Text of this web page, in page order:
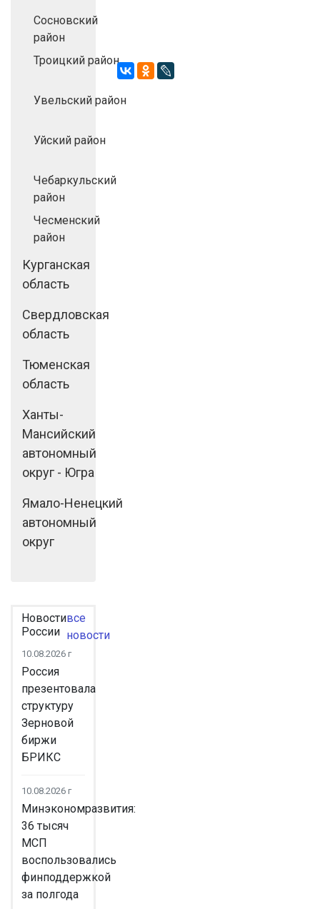
Сосновский
район
Троицкий район
Увельский район
Уйский район
Чебаркульский
район
Чесменский
район
Курганская
область
Свердловская
область
Тюменская
область
Ханты-
Мансийский
автономный
округ - Югра
Ямало-Ненецкий
автономный
округ
Новости
России
все
новости
10.08.2026 г
Россия
презентовала
структуру
Зерновой
биржи
БРИКС
10.08.2026 г
Минэкономразвития:
36 тысяч
МСП
воспользовались
финподдержкой
за полгода